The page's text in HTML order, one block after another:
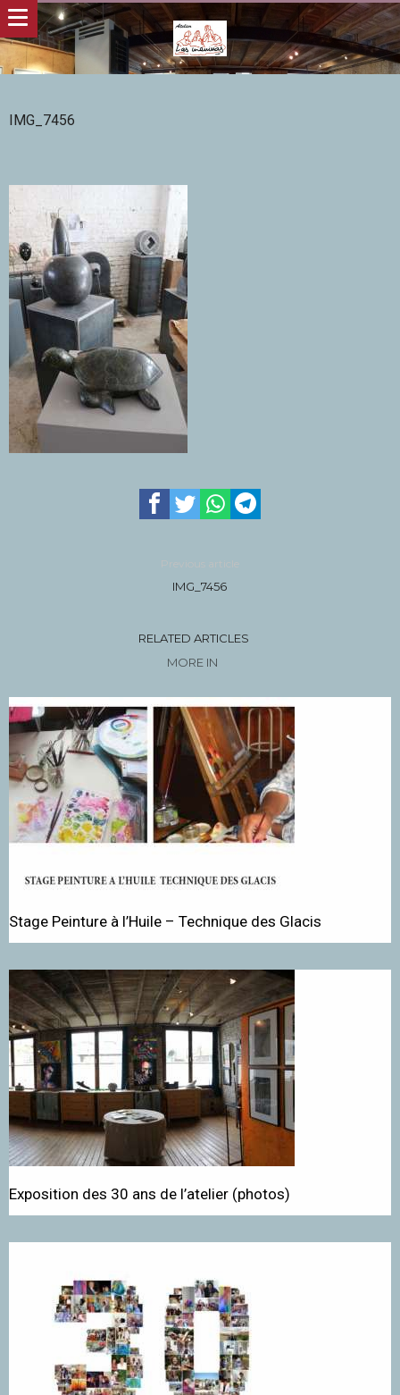
IMG_7456
Previous article
IMG_7456
RELATED ARTICLES
MORE IN
Stage Peinture à l’Huile – Technique des Glacis
Exposition des 30 ans de l’atelier (photos)